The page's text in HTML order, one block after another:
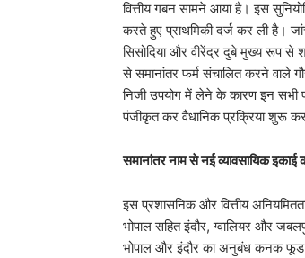
वित्तीय गबन सामने आया है। इस
करते हुए प्राथमिकी दर्ज कर ली है।
सिसोदिया और वीरेंद्र दुबे मुख्य रूप से
से समानांतर फर्म संचालित करने वाले
निजी उपयोग में लेने के कारण इन सभी
पंजीकृत कर वैधानिक प्रक्रिया शुरू
समानांतर नाम से नई व्यावसायिक
​इस प्रशासनिक और वित्तीय
भोपाल सहित इंदौर, ग्वालियर और
भोपाल और इंदौर का अनुबंध कनक फूड